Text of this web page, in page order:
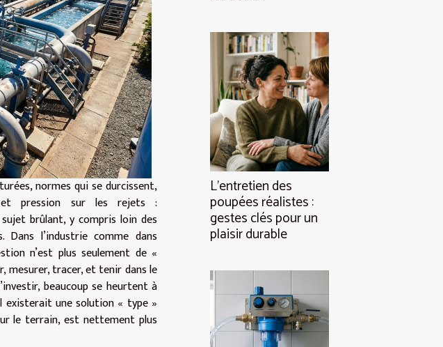
normes qui se durcissent,
et pression sur les rejets :
brûlant, y compris loin des
Dans l’industrie comme dans
n’est plus seulement de «
mesurer, tracer, et tenir dans le
beaucoup se heurtent à
existerait une solution « type »
le terrain, est nettement plus
L’entretien des
poupées réalistes :
gestes clés pour un
plaisir durable